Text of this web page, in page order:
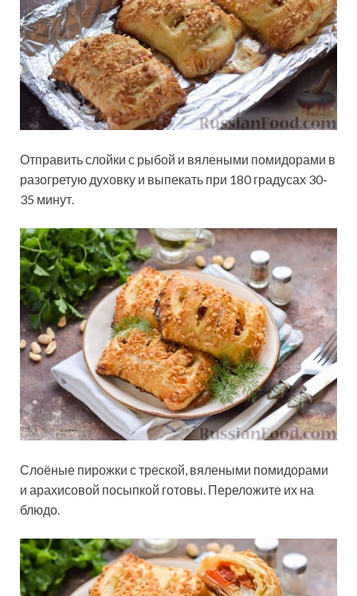
Отправить слойки с рыбой и вялеными помидорами в
разогретую духовку и выпекать при 180 градусах 30-
35 минут.
Слоёные пирожки с треской, вялеными помидорами
и арахисовой посыпкой готовы. Переложите их на
блюдо.